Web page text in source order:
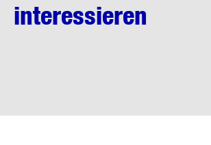
interessieren